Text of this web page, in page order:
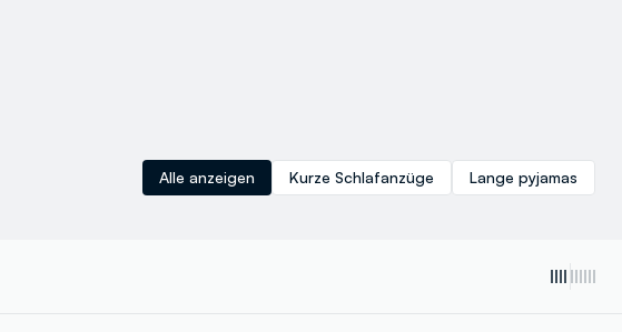
Alle anzeigen Kurze Schlafanzüge Lange pyjamas